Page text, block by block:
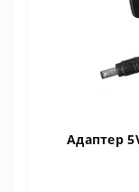
Адаптер